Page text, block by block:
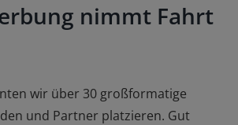
nimmt Fahrt
wir über 30 großformatige
und Partner platzieren. Gut